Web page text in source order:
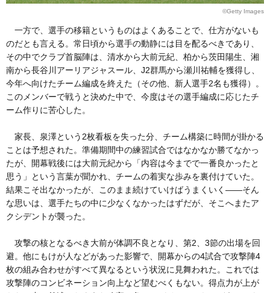
©Getty Images
一方で、選手の移籍というものはよくあることで、仕方がないも
のだとも言える。常日頃から選手の動静には目を配るべきであり、
その中でクラブ首脳陣は、清水から大前元紀、柏から茨田陽生、湘
南から長谷川アーリアジャスール、J2群馬から瀬川祐輔を獲得し、
今年へ向けたチーム編成を終えた（その他、新人選手2名も獲得）。
このメンバーで戦うと決めた中で、今度はその選手編成に応じたチ
ーム作りに苦心した。
家長、泉澤という2枚看板を失った分、チーム構築に時間が掛かる
ことは予想された。準備期間中の練習試合ではなかなか勝てなかっ
たが、開幕戦後には大前元紀から「内容は今までで一番良かったと
思う」という言葉が聞かれ、チームの着実な歩みを裏付けていた。
結果こそ出なかったが、このまま続けていけばうまくいく――そん
な思いは、選手たちの中に少なくなかったはずだが、そこへまたア
クシデントが襲った。
攻撃の核となるべき大前が体調不良となり、第2、3節の出場を回
避。他にもけが人などがあった影響で、開幕からの4試合で攻撃陣4
枚の組み合わせがすべて異なるという状況に見舞われた。これでは
攻撃陣のコンビネーション向上など望むべくもない。得点力が上が